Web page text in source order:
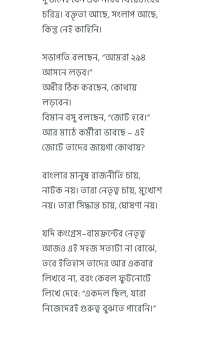
চরিত্র। বক্তৃতা আছে, সংলাপ আছে,
কিন্তু নেই কাহিনি।
সভাপতি বলছেন, “আমরা ২৯৪
আসনে লড়ব।”
অধীর ঠিক করছেন, কোথায়
লড়বেন।
বিমান বসু বলছেন, “জোট হবে।”
আর মাঠে কর্মীরা ভাবছে – এই
জোটে তাদের জায়গা কোথায়?
বাংলার মানুষ রাজনীতি চায়,
নাটক নয়। তারা নেতৃত্ব চায়, মুখোশ
নয়। তারা সিদ্ধান্ত চায়, ঘোষণা নয়।
যদি কংগ্রেস–বামফ্রন্টের নেতৃত্ব
আজও এই সহজ সত্যটা না বোঝে,
তবে ইতিহাস তাদের আর একবার
লিখবে না, বরং কেবল ফুটনোটে
লিখে দেবে: “একদল ছিল, যারা
নিজেদেরই গুরুত্ব বুঝতে পারেনি।”